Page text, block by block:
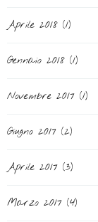
Aprile 2018 (1)
Gennaio 2018 (1)
Novembre 2017 (1)
Giugno 2017 (2)
Aprile 2017 (3)
Marzo 2017 (4)